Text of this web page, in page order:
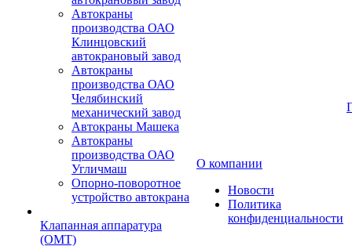
Автокраны
производства ОАО
Клинцовский
автокрановый завод
Автокраны
производства ОАО
Челябинский
механический завод
Автокраны Машека
Автокраны
производства ОАО
Угличмаш
Опорно-поворотное
устройство автокрана
Клапанная аппаратура
(OMT)
О компании
Новости
Политика
конфиденциальности